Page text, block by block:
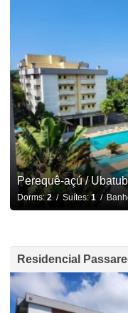
Perequê-açú /
Dorms:2/ Suítes:1/
Residencial